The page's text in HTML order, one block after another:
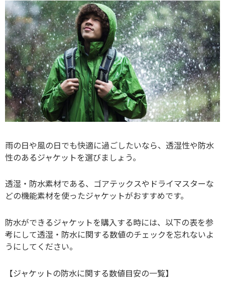
雨の日や風の日でも快適に過ごしたいなら、透湿性や防水
性のあるジャケットを選びましょう。
透湿・防水素材である、ゴアテックスやドライマスターな
どの機能素材を使ったジャケットがおすすめです。
防水ができるジャケットを購入する時には、以下の表を参
考にして透湿・防水に関する数値のチェックを忘れないよ
うにしてください。
【ジャケットの防水に関する数値目安の一覧】